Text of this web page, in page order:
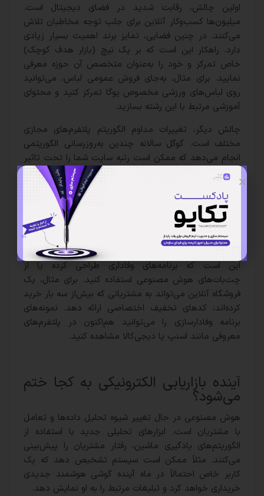
اولین چالش، رقابت شدید در فضای دیجیتال است.
میلیون‌ها کسب‌وکار آنلاین برای جلب توجه مخاطبان تلاش
می‌کنند. در چنین فضایی، تمایز برند اهمیت بسیار زیادی
دارد. راهکار این است که بر یک نیچ (بازار هدف کوچک)
خاص تمرکز و خود را به‌عنوان متخصص آن حوزه معرفی
نمایید. برای مثال، به‌جای فروش عمومی لباس، می‌توانید
روی لباس‌های ورزشی مخصوص یوگا تمرکز کنید و محتوای
آموزشی مرتبط با این رشته بسازید.
چالش دیگر، تغییرات مداوم الگوریتم پلتفرم‌های مجازی
مختلف است. گوگل سالانه چندین به‌روزرسانی الگوریتمی
انجام می‌دهد که ممکن است رتبه سایت شما را تحت تاثیر
قرار دهند. برای مقابله با این مسئله، پیگیری اخبار صنعت و
شرکت در دوره‌های آموزشی به‌روز ضروری است. نمونه‌ای از
این تغییرات به زمان معرفی الگوریتم BERT مربوط می‌شود.
وقتی که اهمیت تولید محتوای طبیعی و پاسخگویی به
نیازهای کاربران به‌طرز ناگهانی افزایش یافت.
سومین چالش، حفظ تعامل مداوم با کاربران است. راه‌حل
این است که برنامه‌های وفاداری طراحی کرده یا از
چت‌بات‌های هوش مصنوعی استفاده کنید. برای مثال، یک
فروشگاه آنلاین می‌تواند به مشتریانی که بیش‌از سه بار خرید
کرده‌اند، کدهای تخفیف اختصاصی ارائه دهد. نمونه‌های
برنامه وفادارسازی را می‌توانید هم‌اکنون در پلتفرم‌های
معروفی مانند اسنپ یا دیجی‌کالا مشاهده کنید.
آینده بازاریابی الکترونیکی به کجا ختم
می‌شود؟
هوش مصنوعی در حال تغییر شیوه تحلیل داده‌ها و تعامل
با مشتریان است. ابزارهای تحلیلی جدید با استفاده از
الگوریتم‌های یادگیری ماشین، رفتار مشتریان را پیش‌بینی
می‌کنند. مثلاً ممکن است سیستم تشخیص دهد که یک
کاربر خاص احتمالاً در ماه آینده گوشی هوشمند جدیدی
خریداری خواهد کرد و تبلیغات مرتبط را به او نمایش دهد.